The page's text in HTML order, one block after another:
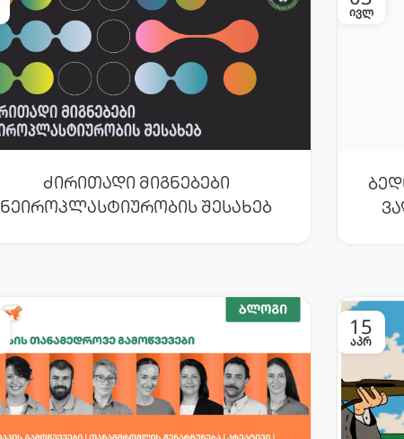
Ძირითადი Მიგნებები
Ნეიროპლასტიურობის Შესახებ
ᲘᲕᲚ
15
ᲐᲞᲠ